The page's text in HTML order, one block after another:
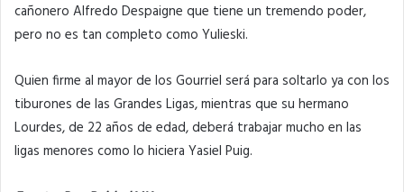
cañonero Alfredo Despaigne que tiene un tremendo poder,
pero no es tan completo como Yulieski.
Quien firme al mayor de los Gourriel será para soltarlo ya con los
tiburones de las Grandes Ligas, mientras que su hermano
Lourdes, de 22 años de edad, deberá trabajar mucho en las
ligas menores como lo hiciera Yasiel Puig.